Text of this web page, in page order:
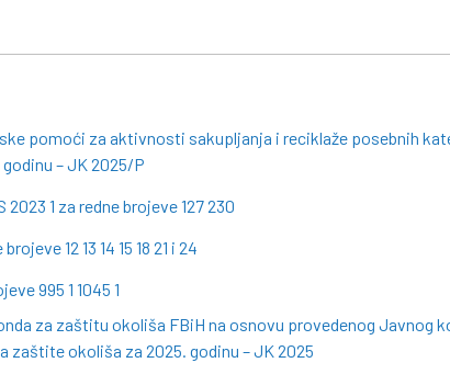
pomoći za aktivnosti sakupljanja i reciklaže posebnih
– JK 2025/P
1 za redne brojeve 127 230
12 13 14 15 18 21 i 24
995 1 1045 1
za zaštitu okoliša FBiH na osnovu provedenog Javnog
okoliša za 2025. godinu – JK 2025